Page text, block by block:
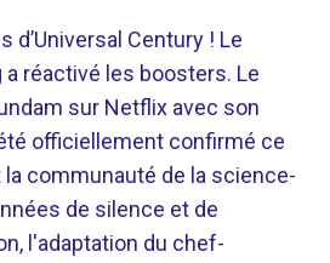
d’Universal Century ! Le
réactivé les boosters. Le
sur Netflix avec son
officiellement confirmé ce
communauté de la science-
de silence et de
l'adaptation du chef-